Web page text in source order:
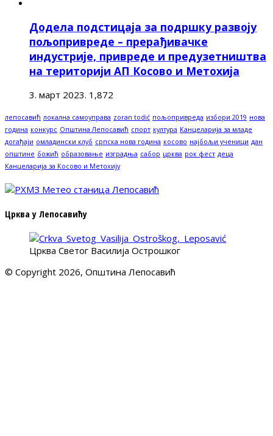
Додела подстицаја за подршку развоју
пољопривреде – прерађивачке
индустрије, привреде и предузетништва
на територији АП Косово и Метохија
3. март 2023. 1,872
лепосавић локална самоуправа zoran todić пољопривреда избори 2019 нова
година конкурс Општина Лепосавић спорт култура Канцеларија за младе
догађаји омладински клуб српска нова година косово најбољи ученици дан
општине божић образовање изградња сабор црква рок фест деца
Канцеларија за Косово и Метохију
Црква у Лепосавићу
Црква Светог Василија Острошког
© Copyright 2026, Општина Лепосавић